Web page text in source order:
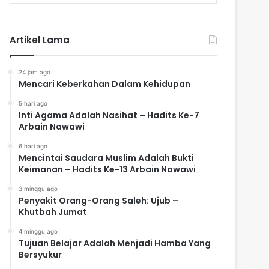
Artikel Lama
24 jam ago
Mencari Keberkahan Dalam Kehidupan
5 hari ago
Inti Agama Adalah Nasihat – Hadits Ke-7
Arbain Nawawi
6 hari ago
Mencintai Saudara Muslim Adalah Bukti
Keimanan – Hadits Ke-13 Arbain Nawawi
3 minggu ago
Penyakit Orang-Orang Saleh: Ujub –
Khutbah Jumat
4 minggu ago
Tujuan Belajar Adalah Menjadi Hamba Yang
Bersyukur